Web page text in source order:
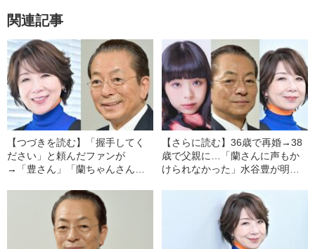
関連記事
【つづきを読む】「握手してく
ださい」と頼んだファンが
→「豊さん」「蘭ちゃんさん」
す、妻・伊藤蘭との結婚秘話
【さらに読む】36歳で再婚→38
歳で父親に…「蘭さんに声もか
けられなかった」水谷豊が明か